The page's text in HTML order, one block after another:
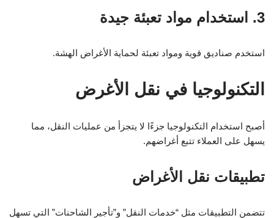
3. استخدام مواد تعبئة جيدة
استخدم صناديق قوية ومواد تعبئة لحماية الأغراض الهشة.
التكنولوجيا في نقل الأغرض
أصبح استخدام التكنولوجيا جزءًا لا يتجزأ من عمليات النقل، مما
يسهل على العملاء تتبع أغراضهم.
تطبيقات نقل الأغراض
تتضمن التطبيقات مثل “خدمات النقل” و”تأجير الشاحنات” التي تسهل